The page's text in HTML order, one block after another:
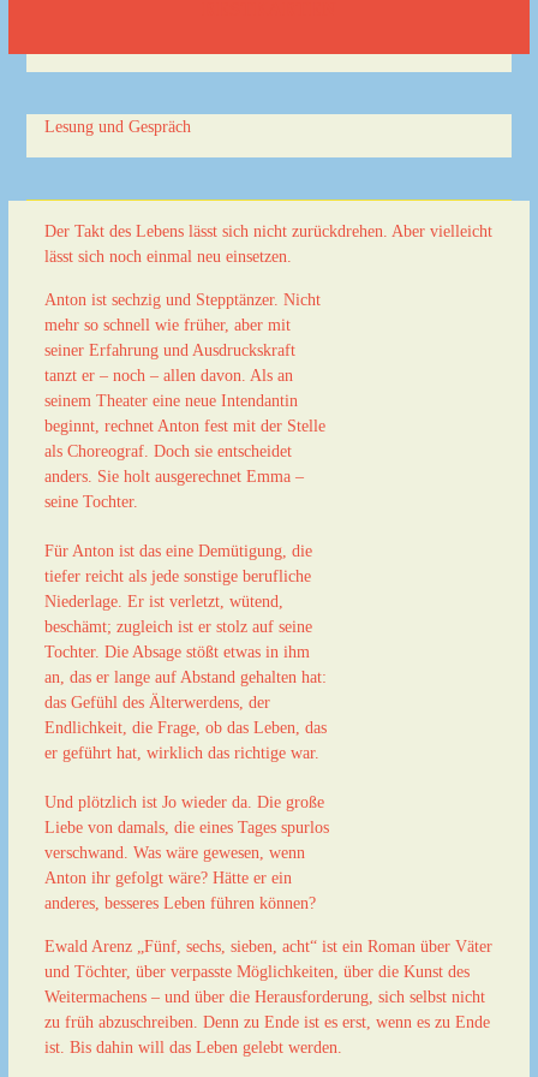
Lesung und Gespräch
Der Takt des Lebens lässt sich nicht zurückdrehen. Aber vielleicht
lässt sich noch einmal neu einsetzen.
Anton ist sechzig und Stepptänzer. Nicht
mehr so schnell wie früher, aber mit
seiner Erfahrung und Ausdruckskraft
tanzt er – noch – allen davon. Als an
seinem Theater eine neue Intendantin
beginnt, rechnet Anton fest mit der Stelle
als Choreograf. Doch sie entscheidet
anders. Sie holt ausgerechnet Emma –
seine Tochter.
Für Anton ist das eine Demütigung, die
tiefer reicht als jede sonstige berufliche
Niederlage. Er ist verletzt, wütend,
beschämt; zugleich ist er stolz auf seine
Tochter. Die Absage stößt etwas in ihm
an, das er lange auf Abstand gehalten hat:
das Gefühl des Älterwerdens, der
Endlichkeit, die Frage, ob das Leben, das
er geführt hat, wirklich das richtige war.
Und plötzlich ist Jo wieder da. Die große
Liebe von damals, die eines Tages spurlos
verschwand. Was wäre gewesen, wenn
Anton ihr gefolgt wäre? Hätte er ein
anderes, besseres Leben führen können?
Ewald Arenz „Fünf, sechs, sieben, acht“ ist ein Roman über Väter
und Töchter, über verpasste Möglichkeiten, über die Kunst des
Weitermachens – und über die Herausforderung, sich selbst nicht
zu früh abzuschreiben. Denn zu Ende ist es erst, wenn es zu Ende
ist. Bis dahin will das Leben gelebt werden.